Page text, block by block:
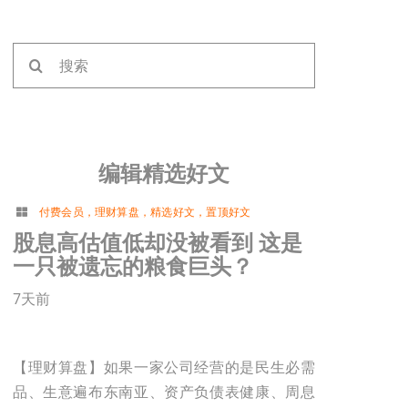
索：
编辑精选好文
付费会员 ，理财算盘 ，精选好文 ，置顶好文
股息高估值低却没被看到 这是
一只被遗忘的粮食巨头？
7天前
【理财算盘】如果一家公司经营的是民生必需
品、生意遍布东南亚、资产负债表健康、周息